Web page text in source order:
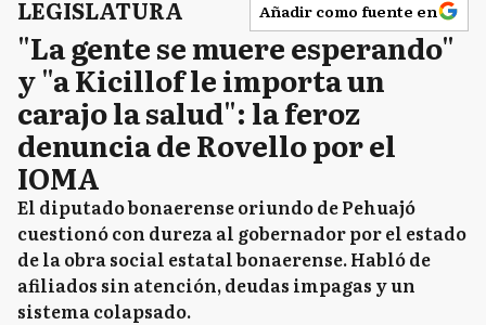
LEGISLATURA Añadir como fuente en
"La gente se muere esperando"
y "a Kicillof le importa un
carajo la salud": la feroz
denuncia de Rovello por el
IOMA
El diputado bonaerense oriundo de Pehuajó
cuestionó con dureza al gobernador por el estado
de la obra social estatal bonaerense. Habló de
afiliados sin atención, deudas impagas y un
sistema colapsado.